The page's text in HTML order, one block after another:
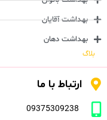
بهداشت آقایان
بهداشت دهان
بلاگ
ارتباط با ما
09375309238